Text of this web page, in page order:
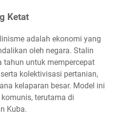
Ketat
adalah ekonomi yang
oleh negara. Stalin
tahun untuk mempercepat
kolektivisasi pertanian,
kelaparan besar. Model ini
terutama di
Kuba.